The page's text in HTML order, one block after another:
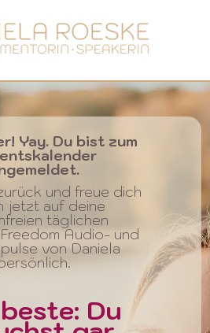
! Yay. Du bist zum
und freue dich
jetzt auf deine
täglichen
Audio- und
von Daniela
Du